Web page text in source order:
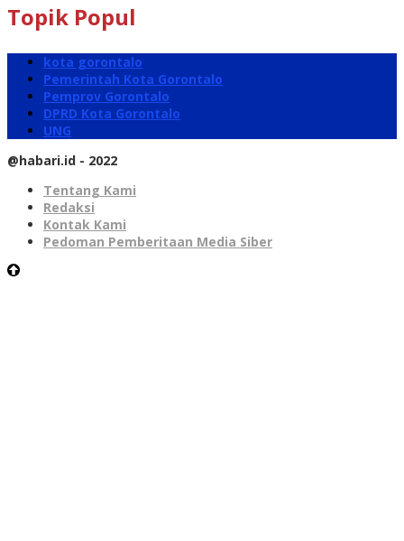
Topik Popul
kota gorontalo
Pemerintah Kota Gorontalo
Pemprov Gorontalo
DPRD Kota Gorontalo
UNG
@habari.id - 2022
Tentang Kami
Redaksi
Kontak Kami
Pedoman Pemberitaan Media Siber